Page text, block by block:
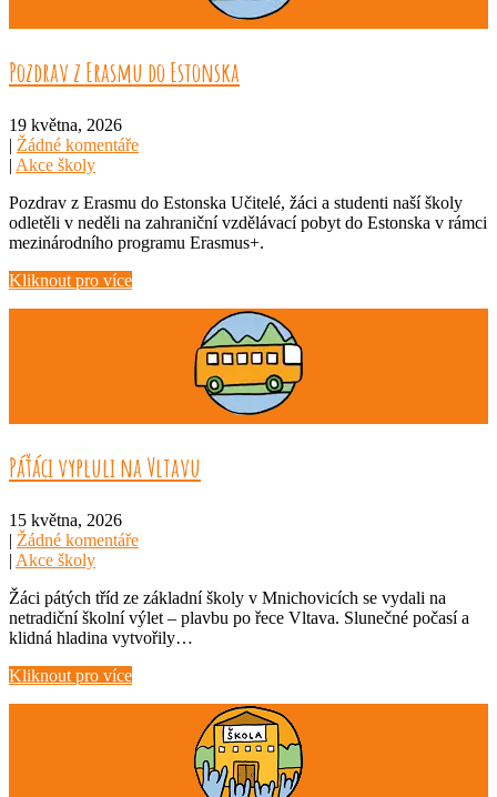
Pozdrav z Erasmu do Estonska
19 května, 2026
| Žádné komentáře
| Akce školy
Pozdrav z Erasmu do Estonska Učitelé, žáci a studenti naší školy
odletěli v neděli na zahraniční vzdělávací pobyt do Estonska v rámci
mezinárodního programu Erasmus+.
Kliknout pro více
Páťáci vypluli na Vltavu
15 května, 2026
| Žádné komentáře
| Akce školy
Žáci pátých tříd ze základní školy v Mnichovicích se vydali na
netradiční školní výlet – plavbu po řece Vltava. Slunečné počasí a
klidná hladina vytvořily…
Kliknout pro více